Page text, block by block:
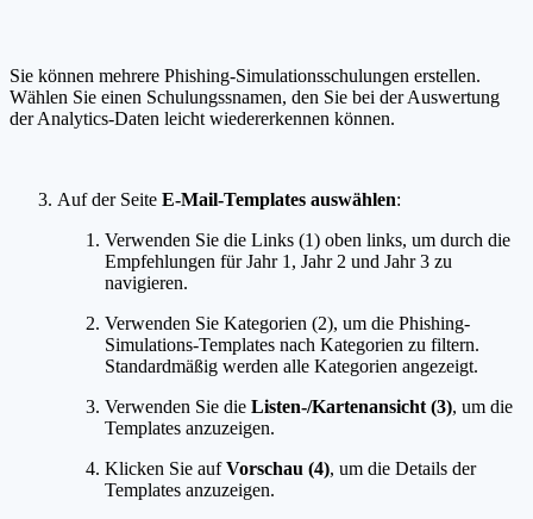
Sie können mehrere Phishing-Simulationsschulungen erstellen.
Wählen Sie einen Schulungssnamen, den Sie bei der Auswertung
der Analytics-Daten leicht wiedererkennen können.
Auf der Seite E-Mail-Templates auswählen:
Verwenden Sie die Links (1) oben links, um durch die
Empfehlungen für Jahr 1, Jahr 2 und Jahr 3 zu
navigieren.
Verwenden Sie Kategorien (2), um die Phishing-
Simulations-Templates nach Kategorien zu filtern.
Standardmäßig werden alle Kategorien angezeigt.
Verwenden Sie die Listen-/Kartenansicht (3), um die
Templates anzuzeigen.
Klicken Sie aufVorschau (4), um die Details der
Templates anzuzeigen.